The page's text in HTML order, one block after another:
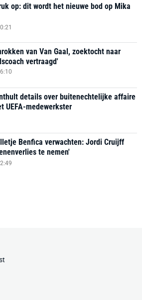
op: dit wordt het nieuwe bod op Mika
van Van Gaal, zoektocht naar
vertraagd'
details over buitenechtelijke affaire
UEFA-medewerkster
Benfica verwachten: Jordi Cruijff
te nemen'